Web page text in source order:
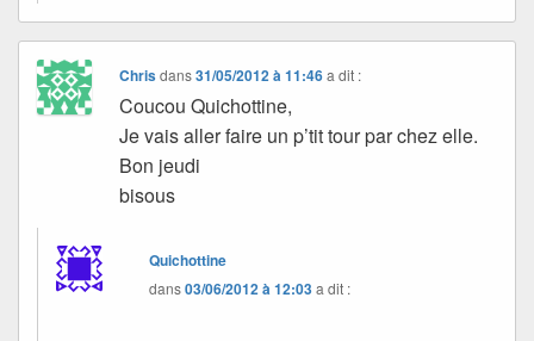
Chrisdans31/05/2012 à 11:46 a dit :
Coucou Quichottine,
Je vais aller faire un p’tit tour par chez elle.
Bon jeudi
bisous
Quichottine
dans03/06/2012 à 12:03a dit :